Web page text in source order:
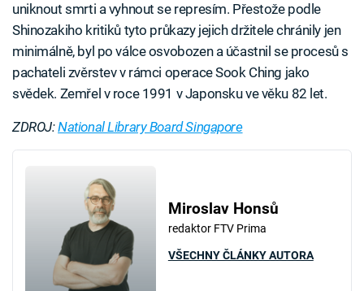
uniknout smrti a vyhnout se represím. Přestože podle
Shinozakiho kritiků tyto průkazy jejich držitele chránily jen
minimálně, byl po válce osvobozen a účastnil se procesů s
pachateli zvěrstev v rámci operace Sook Ching jako
svědek. Zemřel v roce 1991 v Japonsku ve věku 82 let.
ZDROJ:National Library Board Singapore
Miroslav Honsů
redaktor FTV Prima
VŠECHNY ČLÁNKY AUTORA